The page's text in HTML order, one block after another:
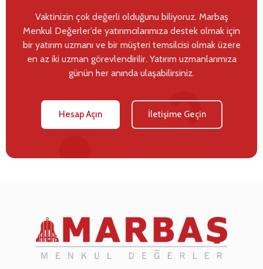
Vaktinizin çok değerli olduğunu biliyoruz. Marbaş
Menkul Değerler’de yatırımcılarımıza destek olmak için
bir yatırım uzmanı ve bir müşteri temsilcisi olmak üzere
en az iki uzman görevlendirilir. Yatırım uzmanlarımıza
günün her anında ulaşabilirsiniz.
Hesap Açın İletişime Geçin